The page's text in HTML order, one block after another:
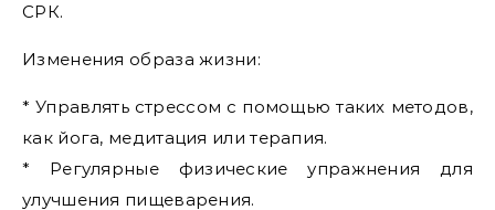
СРК.
Изменения образа жизни:
* Управлять стрессом с помощью таких методов,
как йога, медитация или терапия.
* Регулярные физические упражнения для
улучшения пищеварения.